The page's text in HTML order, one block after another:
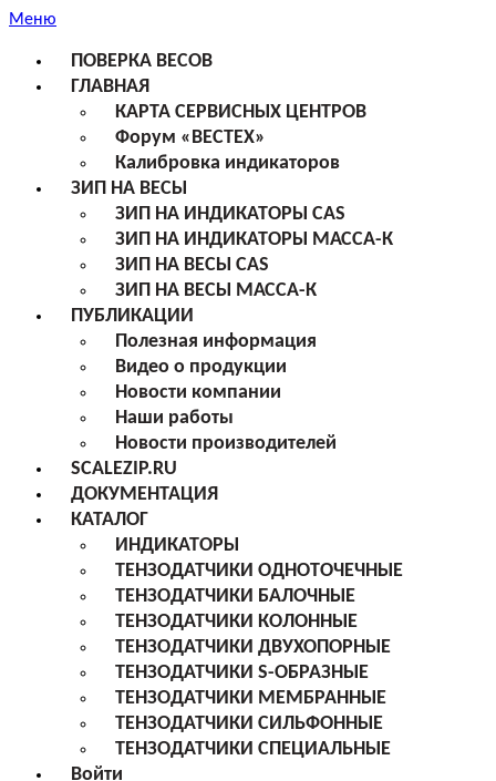
Меню
ПОВЕРКА ВЕСОВ
ГЛАВНАЯ
КАРТА СЕРВИСНЫХ ЦЕНТРОВ
Форум «ВЕСТЕХ»
Калибровка индикаторов
ЗИП НА ВЕСЫ
ЗИП НА ИНДИКАТОРЫ CAS
ЗИП НА ИНДИКАТОРЫ МАССА-К
ЗИП НА ВЕСЫ CAS
ЗИП НА ВЕСЫ МАССА-К
ПУБЛИКАЦИИ
Полезная информация
Видео о продукции
Новости компании
Наши работы
Новости производителей
SCALEZIP.RU
ДОКУМЕНТАЦИЯ
КАТАЛОГ
ИНДИКАТОРЫ
ТЕНЗОДАТЧИКИ ОДНОТОЧЕЧНЫЕ
ТЕНЗОДАТЧИКИ БАЛОЧНЫЕ
ТЕНЗОДАТЧИКИ КОЛОННЫЕ
ТЕНЗОДАТЧИКИ ДВУХОПОРНЫЕ
ТЕНЗОДАТЧИКИ S-ОБРАЗНЫЕ
ТЕНЗОДАТЧИКИ МЕМБРАННЫЕ
ТЕНЗОДАТЧИКИ СИЛЬФОННЫЕ
ТЕНЗОДАТЧИКИ СПЕЦИАЛЬНЫЕ
Войти